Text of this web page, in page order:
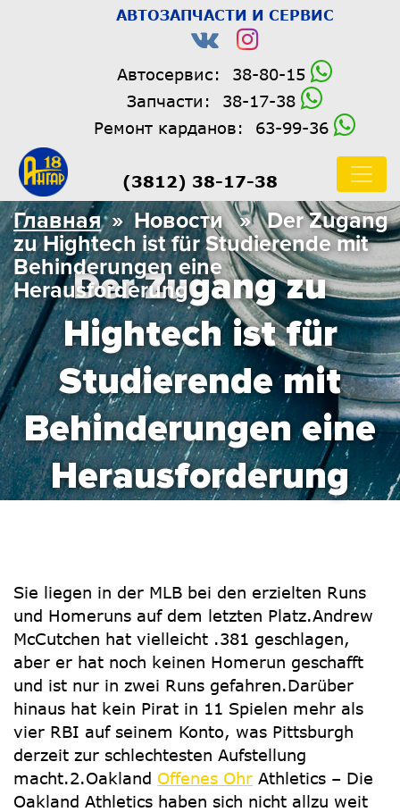
АВТОЗАПЧАСТИ И СЕРВИС
Автосервис:
38-80-15
Запчасти:
38-17-38
Ремонт карданов:
63-99-36
(3812) 38-17-38
Der Zugang zu
Hightech ist für
Studierende mit
Behinderungen eine
Herausforderung
Главная» Новости » Der Zugang
zu Hightech ist für Studierende mit
Behinderungen eine
Herausforderung
Sie liegen in der MLB bei den erzielten Runs
und Homeruns auf dem letzten Platz.Andrew
McCutchen hat vielleicht .381 geschlagen,
aber er hat noch keinen Homerun geschafft
und ist nur in zwei Runs gefahren.Darüber
hinaus hat kein Pirat in 11 Spielen mehr als
vier RBI auf seinem Konto, was Pittsburgh
derzeit zur schlechtesten Aufstellung
macht.2.Oakland Offenes Ohr Athletics – Die
Oakland Athletics haben sich nicht allzu weit